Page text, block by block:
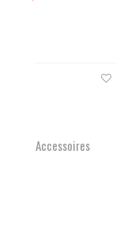
Accessoires